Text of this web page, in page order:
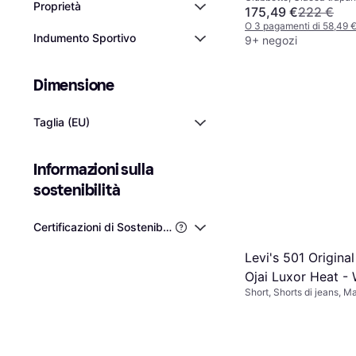
Proprietà
Indumento Sportivo
Dimensione
Taglia (EU)
Informazioni sulla
sostenibilità
Certificazioni di Sostenibilità di Terze Parti
invernale, Tinta unita,
Pile, Tasche, Cappuccio
Traspirante, Resistente
Cappuccio,
175,49 €222 €
O 3 pagamenti di 58,49
9+ negozi
Levi's 501
Ojai Luxor Heat -
Short, Shorts di jeans,